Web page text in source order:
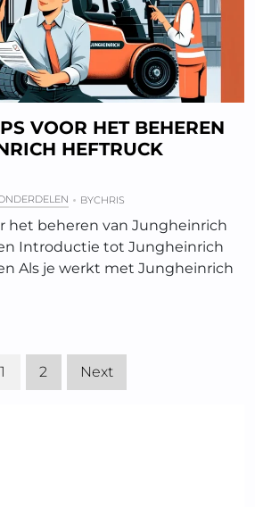
VOOR HET BEHEREN
HEFTRUCK
BYCHRIS
het beheren van Jungheinrich
Introductie tot Jungheinrich
Als je werkt met Jungheinrich
1 2 Next